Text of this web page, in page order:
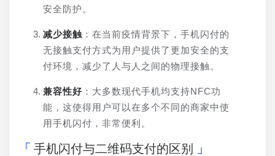
安全防护。
减少接触 ：在当前疫情背景下，手机闪付的
无接触支付方式为用户提供了更加安全的支
付环境，减少了人与人之间的物理接触。
兼容性好 ：大多数现代手机均支持NFC功
能，这使得用户可以在多个不同的商家中使
用手机闪付，非常便利。
手机闪付与二维码支付的区别